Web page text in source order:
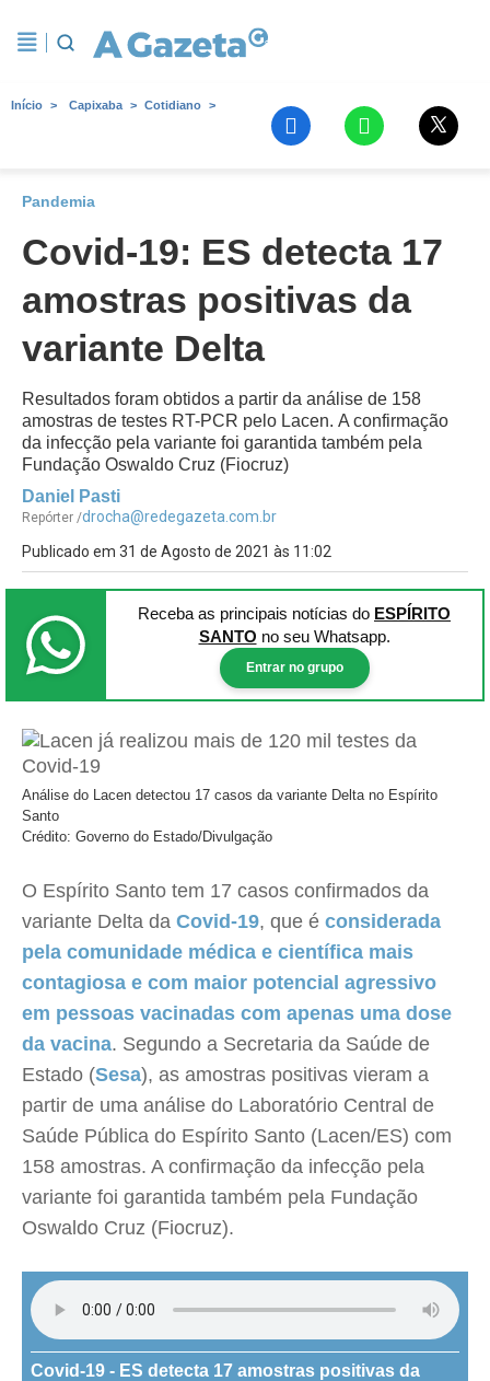
Início Capixaba Cotidiano
Pandemia
Covid-19: ES detecta 17
amostras positivas da
variante Delta
Resultados foram obtidos a partir da análise de 158
amostras de testes RT-PCR pelo Lacen. A confirmação
da infecção pela variante foi garantida também pela
Fundação Oswaldo Cruz (Fiocruz)
Daniel Pasti
Repórter /drocha@redegazeta.com.br
Publicado em 31 de Agosto de 2021 às 11:02
Receba as principais notícias do ESPÍRITO
SANTO no seu Whatsapp.
Entrar no grupo
Análise do Lacen detectou 17 casos da variante Delta no Espírito
Santo
Crédito: Governo do Estado/Divulgação
O Espírito Santo tem 17 casos confirmados da
variante Delta da Covid-19, que é considerada
pela comunidade médica e científica mais
contagiosa e com maior potencial agressivo
em pessoas vacinadas com apenas uma dose
da vacina. Segundo a Secretaria da Saúde de
Estado (Sesa), as amostras positivas vieram a
partir de uma análise do Laboratório Central de
Saúde Pública do Espírito Santo (Lacen/ES) com
158 amostras. A confirmação da infecção pela
variante foi garantida também pela Fundação
Oswaldo Cruz (Fiocruz).
Covid-19 - ES detecta 17 amostras positivas da